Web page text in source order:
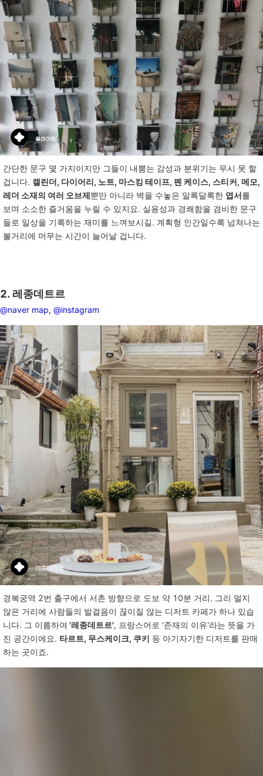
간단한 문구 몇 가지이지만 그들이 내뿜는 감성과 분위기는 무시 못 할
겁니다. 캘린더, 다이어리, 노트, 마스킹 테이프, 펜 케이스, 스티커, 메모,
레더 소재의 여러 오브제뿐만 아니라 벽을 수놓은 알록달록한 엽서를
보며 소소한 즐거움을 누릴 수 있지요. 실용성과 경쾌함을 겸비한 문구
들로 일상을 기록하는 재미를 느껴보시길. 계획형 인간일수록 넘쳐나는
볼거리에 머무는 시간이 늘어날 겁니다.
2. 레종데트르
@naver map, @instagram
경복궁역 2번 출구에서 서촌 방향으로 도보 약 10분 거리. 그리 멀지
않은 거리에 사람들의 발걸음이 끊이질 않는 디저트 카페가 하나 있습
니다. 그 이름하여 '레종데트르', 프랑스어로 '존재의 이유'라는 뜻을 가
진 공간이에요. 타르트, 무스케이크, 쿠키 등 아기자기한 디저트를 판매
하는 곳이죠.